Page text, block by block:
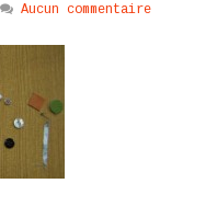
Aucun commentaire